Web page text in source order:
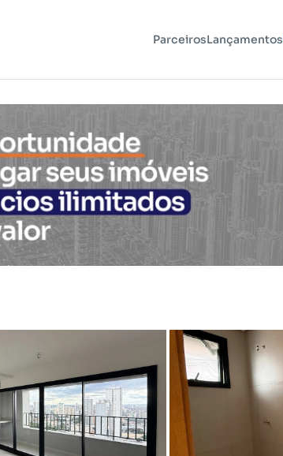
ParceirosLançamentos